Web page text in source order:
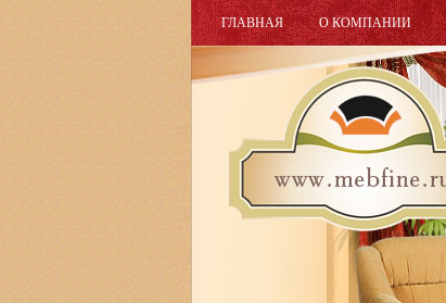
ГЛАВНАЯ О КОМПАНИИ